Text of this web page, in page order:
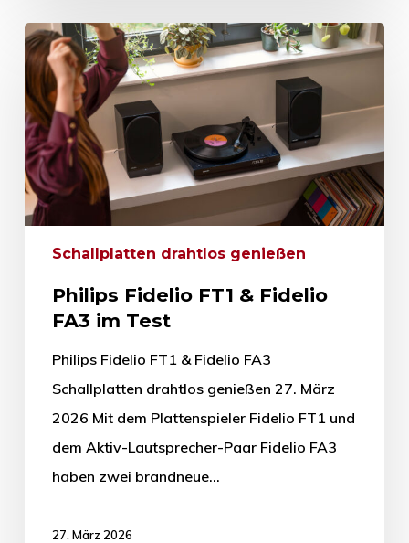
Schallplatten drahtlos genießen
Philips Fidelio FT1 & Fidelio
FA3 im Test
Philips Fidelio FT1 & Fidelio FA3
Schallplatten drahtlos genießen 27. März
2026 Mit dem Plattenspieler Fidelio FT1 und
dem Aktiv-Lautsprecher-Paar Fidelio FA3
haben zwei brandneue…
27. März 2026